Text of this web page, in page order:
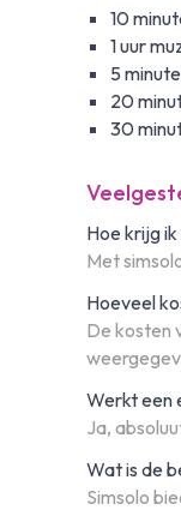
10
1 uur
5
20
30
Hoe krijg
Met
Hoeveel
De kosten
Werkt een
Ja,
Wat is de
Simsolo